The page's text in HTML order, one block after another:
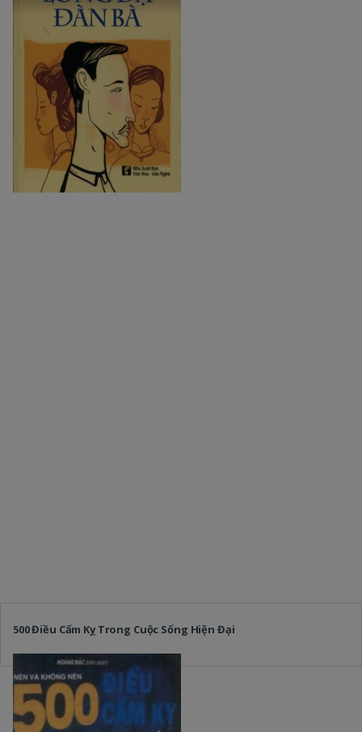
500 Điều Cấm Kỵ Trong Cuộc Sống Hiện Đại